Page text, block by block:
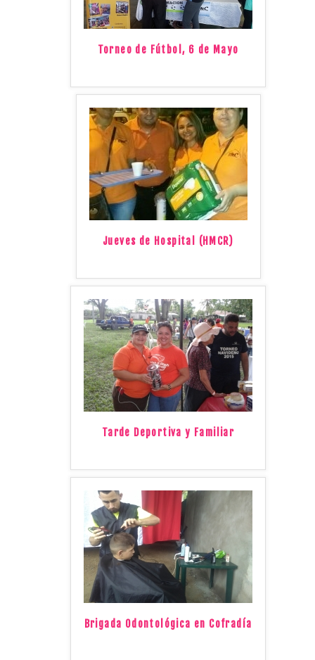
Torneo de Fútbol, 6 de Mayo
Jueves de Hospital (HMCR)
Tarde Deportiva y Familiar
Brigada Odontológica en Cofradía